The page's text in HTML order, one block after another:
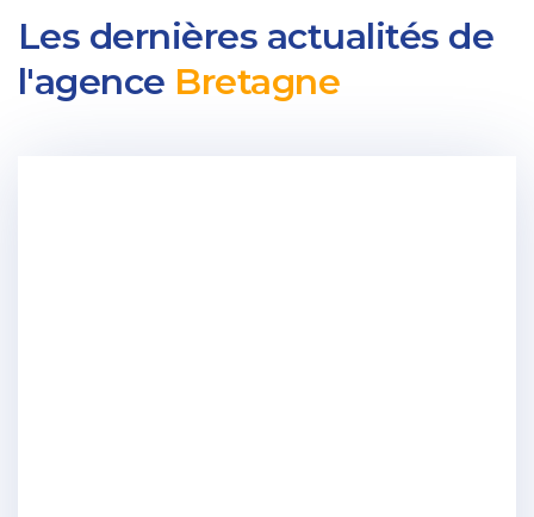
Les dernières actualités de
l'agence Bretagne